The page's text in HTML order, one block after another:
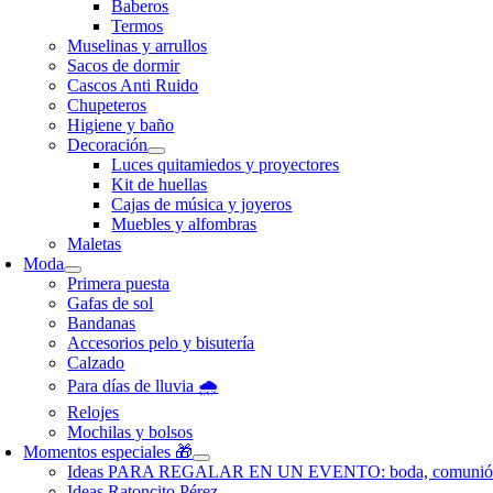
Baberos
Termos
Muselinas y arrullos
Sacos de dormir
Cascos Anti Ruido
Chupeteros
Higiene y baño
Decoración
Luces quitamiedos y proyectores
Kit de huellas
Cajas de música y joyeros
Muebles y alfombras
Maletas
Moda
Primera puesta
Gafas de sol
Bandanas
Accesorios pelo y bisutería
Calzado
Para días de lluvia 🌧️
Relojes
Mochilas y bolsos
Momentos especiales 🎁
Ideas PARA REGALAR EN UN EVENTO: boda,